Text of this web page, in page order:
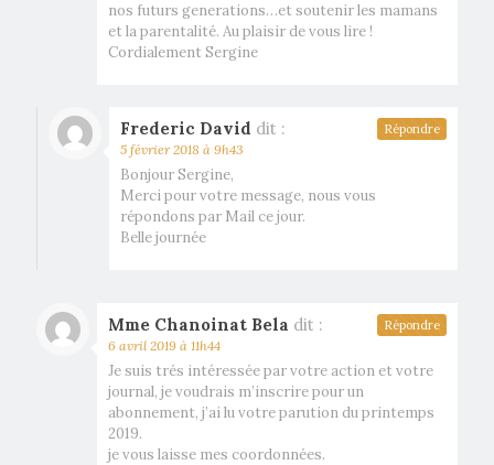
nos futurs generations…et soutenir les mamans
et la parentalité. Au plaisir de vous lire !
Cordialement Sergine
Frederic David dit :
5 février 2018 à 9h43
Bonjour Sergine,
Merci pour votre message, nous vous
répondons par Mail ce jour.
Belle journée
Répondre
Mme Chanoinat Bela dit :
6 avril 2019 à 11h44
Je suis trés intéressée par votre action et votre
journal, je voudrais m’inscrire pour un
abonnement, j’ai lu votre parution du printemps
2019.
je vous laisse mes coordonnées.
Répondre